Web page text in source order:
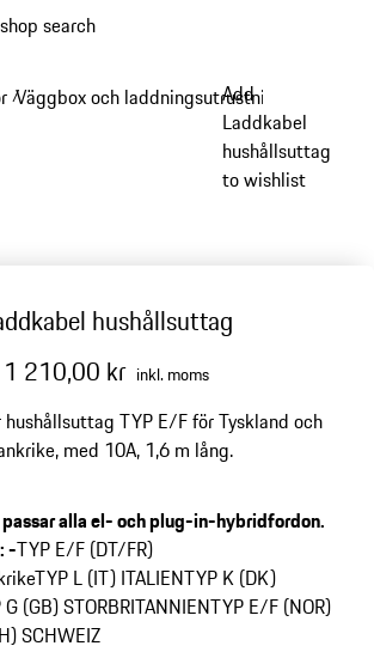
search
/Väggbox och laddningsutrustning
Add
Laddkabel
hushållsuttag
to wishlist
hushållsuttag
1 210,00 kr inkl. moms
TYP E/F för Tyskland och
med 10A, 1,6 m lång.
alla el- och plug-in-hybridfordon.
:-TYP E/F (DT/FR)
TYP L (IT) ITALIENTYP K (DK)
(GB) STORBRITANNIENTYP E/F (NOR)
SCHWEIZ